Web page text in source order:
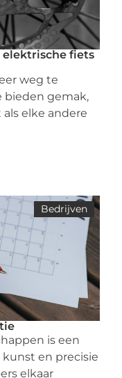
fiets
weg te
bieden gemak,
elke andere
Bedrijven
is een
en precisie
elkaar